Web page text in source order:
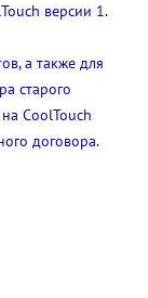
версии 1.
а также для
старого
CoolTouch
договора.